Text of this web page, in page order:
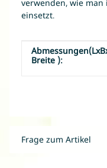
verwenden, wie
einsetzt.
Wert
Breite ):
Frage zum Artikel